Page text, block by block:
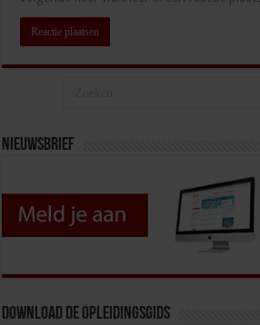
Nieuwsbrief
Download de opleidingsgids